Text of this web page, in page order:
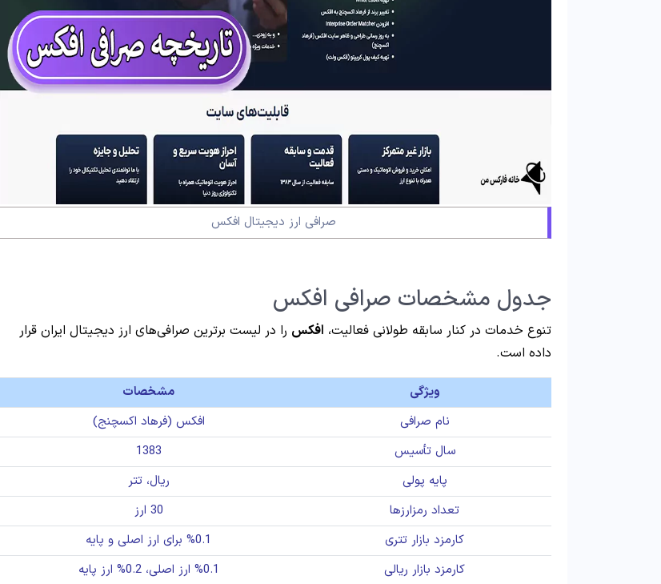
صرافی ارز دیجیتال افکس
جدول مشخصات صرافی افکس
تنوع خدمات در کنار سابقه طولانی فعالیت، افکس را در لیست برترین صرافی‌های ارز دیجیتال ایران قرار
داده است.
ویژگی
مشخصات
نام صرافی
افکس (فرهاد اکسچنج)
سال تأسیس
1383
پایه پولی
ریال، تتر
تعداد رمزارزها
30 ارز
کارمزد بازار تتری
%0.1 برای ارز اصلی و پایه
کارمزد بازار ریالی
%0.1 ارز اصلی، 0.2% ارز پایه